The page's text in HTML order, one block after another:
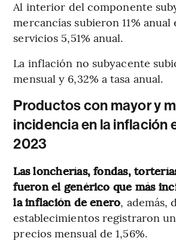
Al interior del componente
mercancías subieron 11%
servicios 5,51% anual.
La inflación no subyacente
mensual y 6,32% a tasa anual.
Productos con mayor y
incidencia en la inflación
2023
Las loncherías, fondas,
fueron el genérico que más
la inflación de enero, además,
establecimientos registraron
precios mensual de 1,56%.